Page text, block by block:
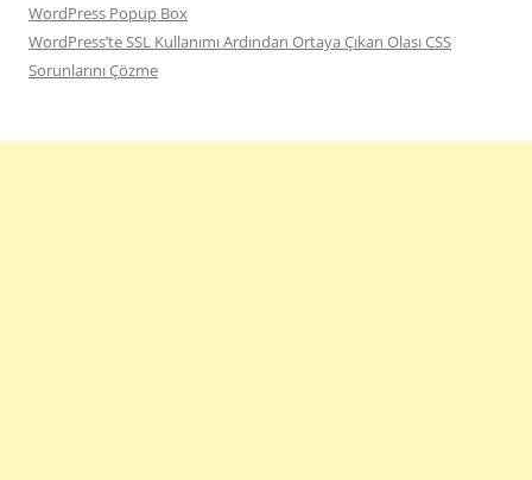
WordPress Popup Box
WordPress’te SSL Kullanımı Ardından Ortaya Çıkan Olası CSS
Sorunlarını Çözme